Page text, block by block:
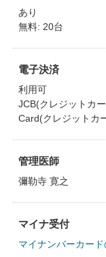
あり
無料: 20台
電子決済
利用可
JCB(クレジットカ
Card(クレジットカ
管理医師
彌勒寺 寛之
マイナ受付
マイナンバーカー